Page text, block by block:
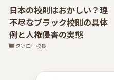
日本の校則はおかしい？理
不尽なブラック校則の具体
例と人権侵害の実態
タツロー校長